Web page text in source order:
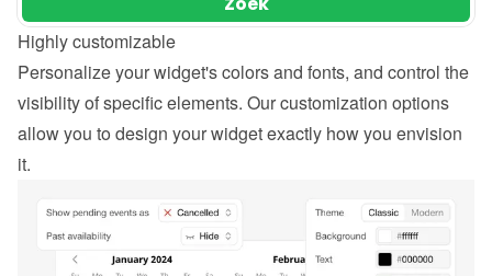
Highly customizable
Personalize your widget's colors and fonts, and control the
visibility of specific elements. Our customization options
allow you to design your widget exactly how you envision
it.